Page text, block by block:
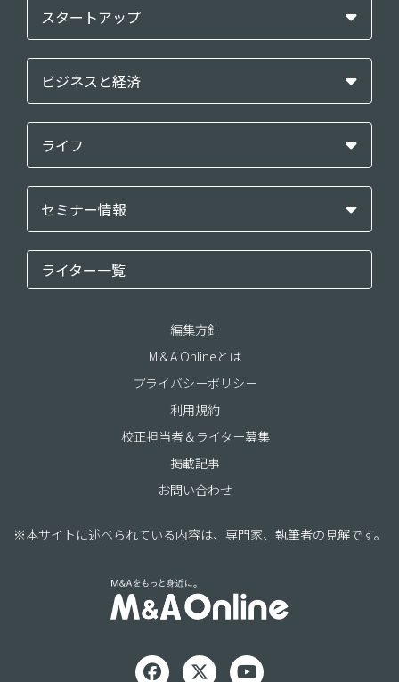
スタートアップ
ビジネスと経済
ライフ
セミナー情報
ライター一覧
編集方針
M＆A Onlineとは
プライバシーポリシー
利用規約
校正担当者＆ライター募集
掲載記事
お問い合わせ
※本サイトに述べられている内容は、専門家、執筆者の見解です。